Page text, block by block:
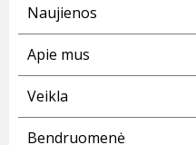
Naujienos
Apie mus
Veikla
Bendruomenė